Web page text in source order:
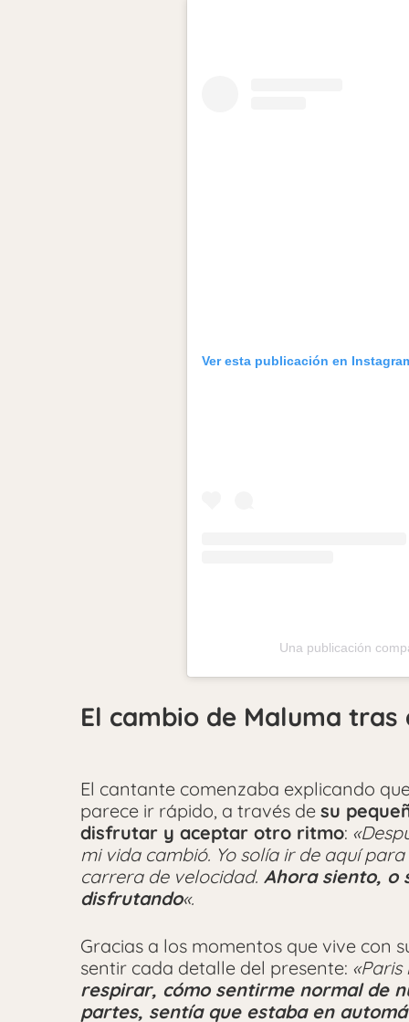
Ver esta publicación en
Una publicación
El cambio de Maluma
El cantante comenzaba explicando
parece ir rápido, a través de su
disfrutar y aceptar otro ritmo:
mi vida cambió. Yo solía ir de aquí
carrera de velocidad. Ahora siento, o
disfrutando«.
Gracias a los momentos que vive con
sentir cada detalle del presente:
respirar, cómo sentirme normal de
partes, sentía que estaba en